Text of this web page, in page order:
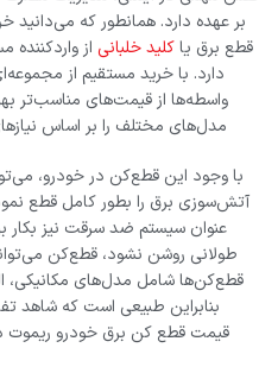
بر عهده دارد. همانطور که
قطع برق یاکلید خلبانی از
دارد. با خرید مستقیم از
واسطه‌ها از قیمت‌های مناسب‌تر
مدل‌های مختلف را بر اساس
با وجود این قطع‌کن در خودرو،
آتش‌سوزی برق را بطور کامل قطع
عنوان سیستم ضد سرقت نیز بکار
طولانی روشن نشود، قطع‌کن
قطع‌کن‌ها شامل مدل‌های مکانیکی،
بنابراین طبیعی است که شاهد
قیمت قطع کن برق خودرو ریموت